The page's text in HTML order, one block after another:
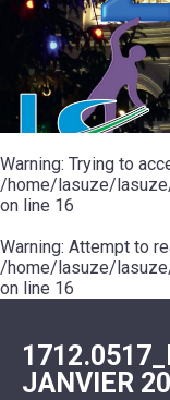
20ÈME
SIÈCLE
RÉUNIONS
DU
CONSEIL
MUNICIPAL
ARRÊTÉS
DÉCISIONS
DU
MAIRE
MOT
DE
LA
MINORITÉ
LES
ÉCOLES
COLLÈGE
ESPACE
JEUNES
11
18
:
ASSOCIATION
COULÉE
DOUCE
ENVIRONNEMENT
L'EAU
ET
L'ASSAINISSEMENT
RÉSIDENCE
AUTONOMIE
LE
CCAS
LA
POLICE
SÉCURITÉ
/
RISQUES
MAJEURS
DE
MUSIQUE
L'ÉCOLE
COMMUNAUTAIRE
DE
DANSE
PISCINE
ASSOCIATIONS
VOIE
VERTE
VISITES
DÉCOUVERTES
LES
RANDONNÉES
LE
POUR
CAMPING-
CARS
TENTES
CARAVANES
LA
HALTE
FLUVIALE
LA
SUZE
Warning: Trying to
/home/lasuze/
on line 16
Warning: Attempt to
/home/lasuze/
on line 16
JANVIER